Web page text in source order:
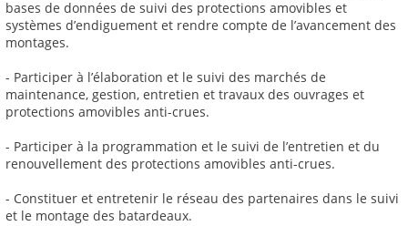
bases de données de suivi des protections amovibles et
systèmes d’endiguement et rendre compte de l’avancement des
montages.
- Participer à l’élaboration et le suivi des marchés de
maintenance, gestion, entretien et travaux des ouvrages et
protections amovibles anti-crues.
- Participer à la programmation et le suivi de l’entretien et du
renouvellement des protections amovibles anti-crues.
- Constituer et entretenir le réseau des partenaires dans le suivi
et le montage des batardeaux.